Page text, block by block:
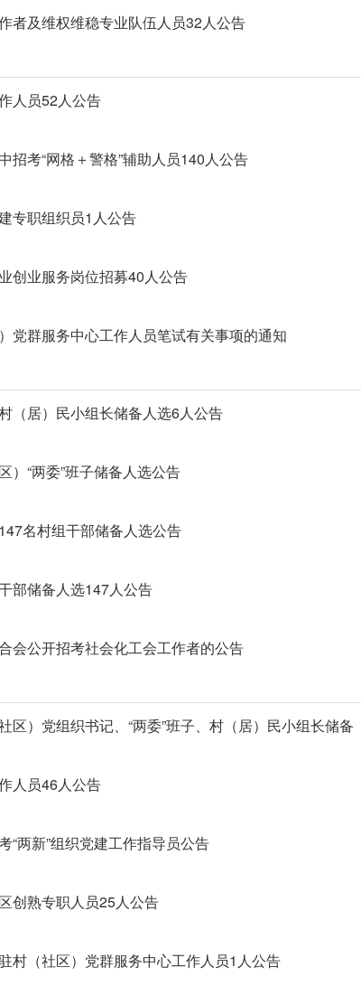
者及维权维稳专业队伍人员32人公告
人员52人公告
考“网格＋警格”辅助人员140人公告
专职组织员1人公告
创业服务岗位招募40人公告
党群服务中心工作人员笔试有关事项的通知
（居）民小组长储备人选6人公告
）“两委”班子储备人选公告
名村组干部储备人选公告
部储备人选147人公告
会公开招考社会化工会工作者的公告
）党组织书记、“两委”班子、村（居）民小组长储备
人员46人公告
“两新”组织党建工作指导员公告
创熟专职人员25人公告
村（社区）党群服务中心工作人员1人公告